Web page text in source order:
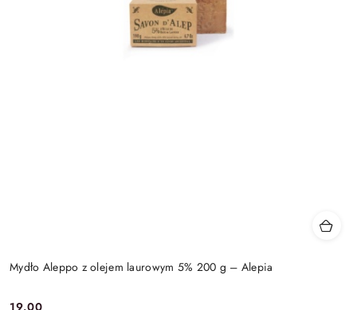
Mydło Aleppo z olejem laurowym 5% 200 g – Alepia